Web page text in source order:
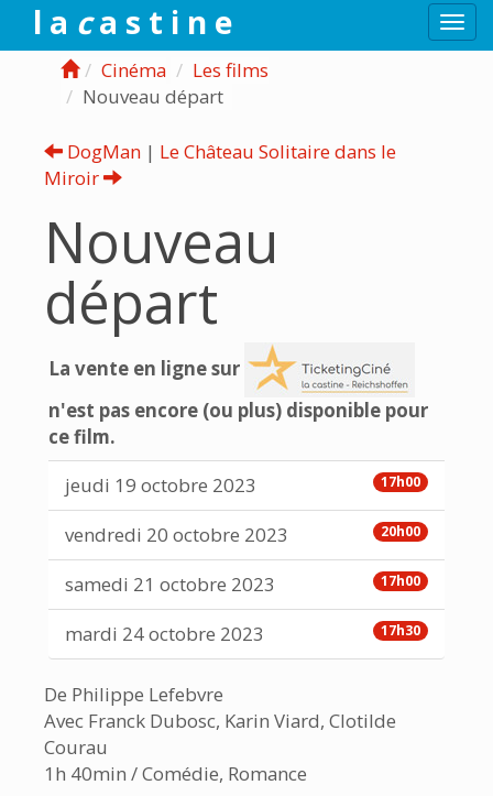
l a ca s t i n e
Cinéma
Les films
Nouveau départ
DogMan | Le Château Solitaire dans le
Miroir
Nouveau
départ
La vente en ligne sur
n'est pas encore (ou plus) disponible pour
ce film.
17h00
jeudi 19 octobre 2023
20h00
vendredi 20 octobre 2023
17h00
samedi 21 octobre 2023
17h30
mardi 24 octobre 2023
De Philippe Lefebvre
Avec Franck Dubosc, Karin Viard, Clotilde
Courau
1h 40min / Comédie, Romance